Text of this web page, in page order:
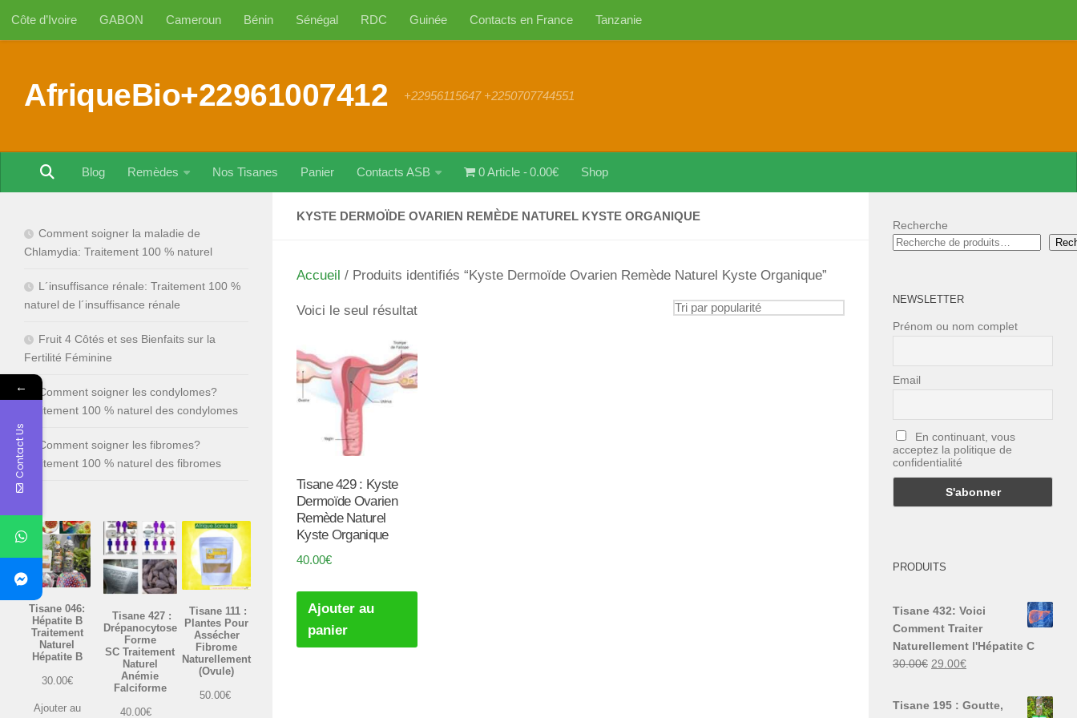
Au dessous du contenu
Côte d’Ivoire GABON Cameroun Bénin Sénégal RDC Guinée Contacts en France Tanzanie
AfriqueBio+22961007412 +22956115647 +2250707744551
Blog Remèdes Nos Tisanes Panier Contacts ASB 0 Article 0.00€ Shop
KYSTE DERMOÏDE OVARIEN REMÈDE NATUREL KYSTE ORGANIQUE
Accueil / Produits identifiés “Kyste Dermoïde Ovarien Remède Naturel Kyste Organique”
Voici le seul résultat
Tisane 429 : Kyste
Dermoïde Ovarien
Remède Naturel
Kyste Organique
40.00€
Ajouter au
panier
Comment soigner la maladie de
Chlamydia: Traitement 100 % naturel
L´insuffisance rénale: Traitement 100 %
naturel de l´insuffisance rénale
Fruit 4 Côtés et ses Bienfaits sur la
Fertilité Féminine
Comment soigner les condylomes?
Traitement 100 % naturel des condylomes
Comment soigner les fibromes?
Traitement 100 % naturel des fibromes
Tisane 046:
Hépatite B
Traitement
Naturel
Hépatite B
30.00€
Ajouter au
Tisane 427 :
Drépanocytose
Forme
SC Traitement
Naturel
Anémie
Falciforme
40.00€
Tisane 111 :
Plantes Pour
Assécher
Fibrome
Naturellement
(Ovule)
50.00€
Recherche
NEWSLETTER
Prénom ou nom complet
Email
En continuant, vous
acceptez la politique de
confidentialité
PRODUITS
Tisane 432: Voici
Comment Traiter
Naturellement l'Hépatite C
30.00€ Le
29.00€Le
Tisane 195 : Goutte,
←
Contact Us